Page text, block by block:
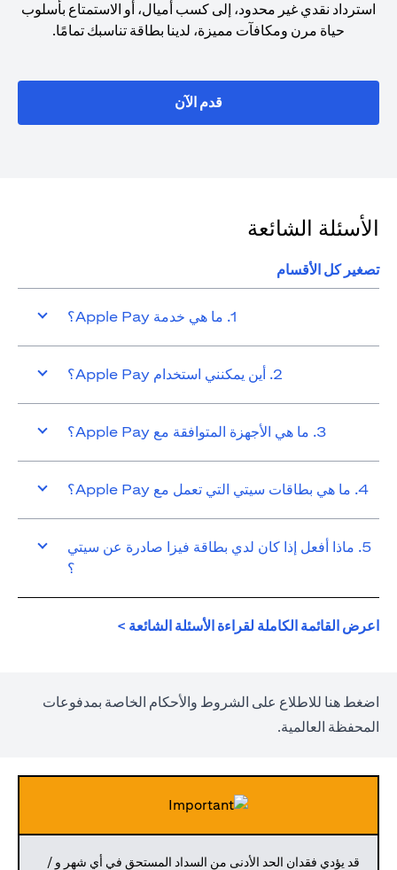
استرداد نقدي غير محدود، إلى كسب أميال، أو الاستمتاع بأسلوب
حياة مرن ومكافآت مميزة، لدينا بطاقة تناسبك تمامًا.
قدم الآن
الأسئلة الشائعة
تصغير كل الأقسام
1. ما هي خدمة Apple Pay؟
2. أين يمكنني استخدام Apple Pay؟
3. ما هي الأجهزة المتوافقة مع Apple Pay؟
4. ما هي بطاقات سيتي التي تعمل مع Apple Pay؟
5. ماذا أفعل إذا كان لدي بطاقة فيزا صادرة عن سيتي
؟
اعرض القائمة الكاملة لقراءة الأسئلة الشائعة >
اضغط هنا opens in a new tab
للاطلاع على الشروط والأحكام الخاصة بمدفوعات
المحفظة العالمية.
قد يؤدي فقدان الحد الأدنى من السداد المستحق في أي شهر و /